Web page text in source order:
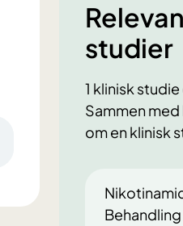
studier
1 klinisk
Sammen
om en klinisk